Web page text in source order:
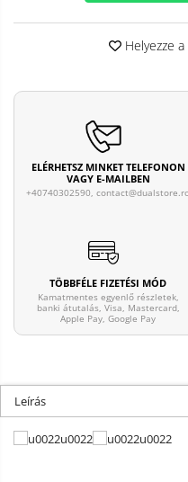
Helyezze a
ELÉRHETSZ MINKET TELEFONON
VAGY E-MAILBEN
+40740302590,
TÖBBFÉLE FIZETÉSI MÓD
Kamatmentes egyenlő részletek,
banki átutalás, Visa, Mastercard,
Apple Pay, Google Pay
Leírás